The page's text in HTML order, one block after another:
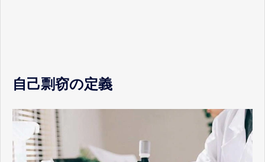
自己剽窃の定義